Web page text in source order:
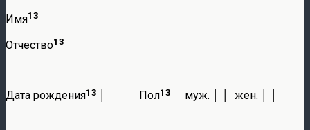
Имя13
Отчество13
Дата рождения13 │ Пол13 муж. │ │ жен. │ │